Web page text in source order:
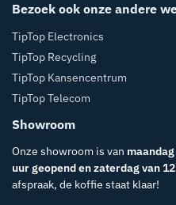
Bezoek ook onze andere
TipTop Electronics
TipTop Recycling
TipTop Kansencentrum
TipTop Telecom
Showroom
Onze showroom is van
uur geopend en zaterdag van
afspraak, de koffie staat klaar!